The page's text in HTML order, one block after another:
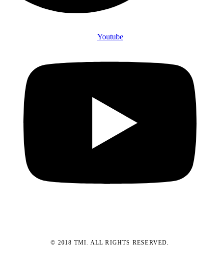
Youtube
© 2018 TMI. ALL RIGHTS RESERVED.